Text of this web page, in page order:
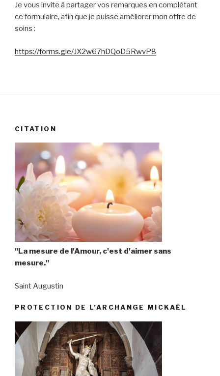
Je vous invite à partager vos remarques en complétant
ce formulaire, afin que je puisse améliorer mon offre de
soins :
https://forms.gle/JX2w67hDQoD5RwvP8
CITATION
"La mesure de l'Amour, c'est d'aimer sans
mesure."
Saint Augustin
PROTECTION DE L’ARCHANGE MICKAËL